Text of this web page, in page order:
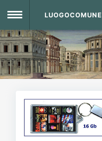
MENU
Home
DVD Shop
Sito
LUOGOCOMUNE